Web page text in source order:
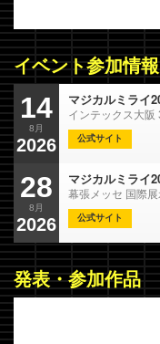
イベント参加情報
14
8月
2026
マジカルミライ
インテックス大阪
公式サイト
28
8月
2026
マジカルミライ
幕張メッセ 国際
公式サイト
発表・参加作品